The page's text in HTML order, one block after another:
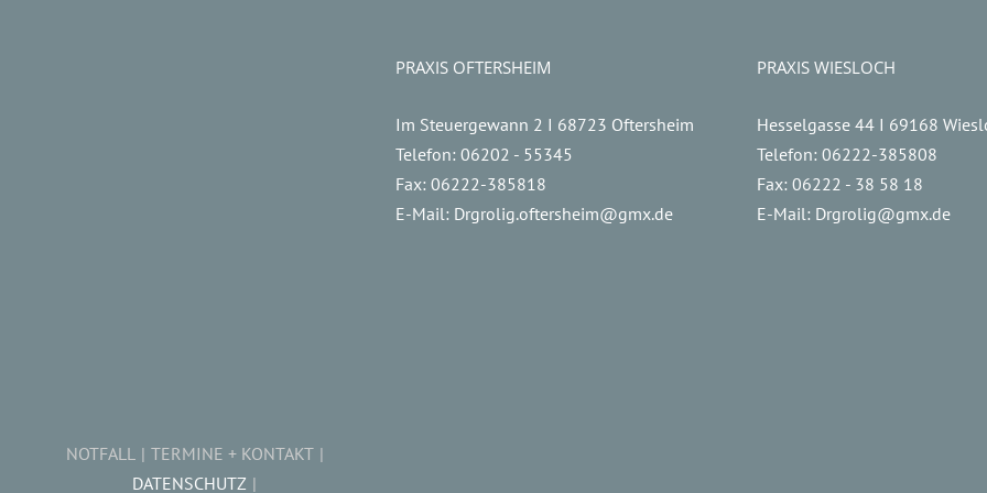
NOTFALL
TERMINE + KONTAKT
DATENSCHUTZ
PRAXIS OFTERSHEIM
Im Steuergewann 2 I 68723 Oftersheim
Telefon: 06202 - 55345
Fax: 06222-385818
E-Mail: Drgrolig.oftersheim@gmx.de
PRAXIS WIESLOCH
Hesselgasse 44 I 69168
Telefon: 06222-385808
Fax: 06222 - 38 58 18
E-Mail: Drgrolig@gmx.de